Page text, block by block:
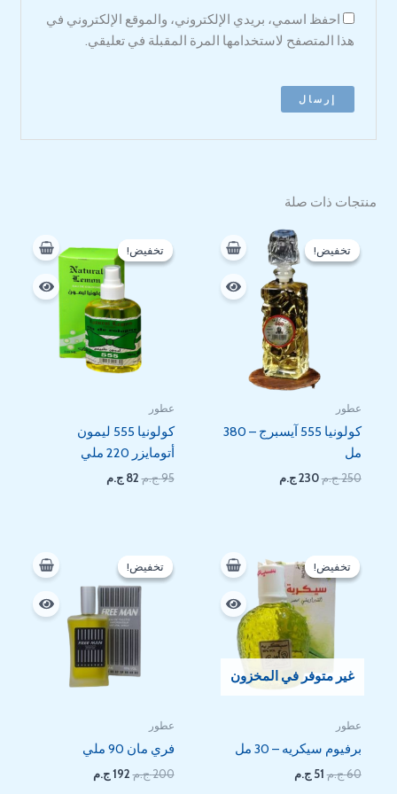
احفظ اسمي، بريدي الإلكتروني، والموقع الإلكتروني في
هذا المتصفح لاستخدامها المرة المقبلة في تعليقي.
منتجات ذات صلة
تخفيض!
تخفيض!
عطور
كولونيا 555 آيسبرج – 380
مل
250ج.م
السعر
الأصلي
هو:
230 ج.م
السعر
الحالي
هو:
230 EGP.
تخفيض!
تخفيض!
عطور
كولونيا 555 ليمون
أتومايزر 220 ملي
95ج.م
الأصلي
هو:
82 ج.م
هو:
82 EGP.
تخفيض!
غير متوفر في المخزون
تخفيض!
عطور
برفيوم سيكريه – 30 مل
60ج.م
الأصلي
هو:
60 EGP.
51 ج.م
الحالي
51 EGP.
تخفيض!
تخفيض!
عطور
فري مان 90 ملي
200ج.م
الأصلي
هو:
200 EGP.
192 ج.م
192 EGP.